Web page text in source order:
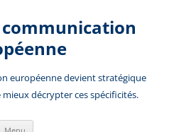
européenne devient stratégique
décrypter ces spécificités.